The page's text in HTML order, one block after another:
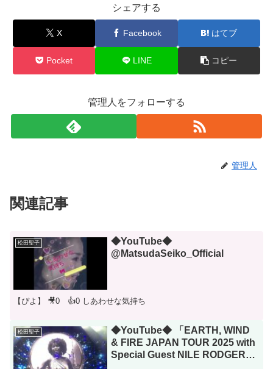
シェアする
X Facebook はてブ
Pocket LINE コピー
管理人をフォローする
管理人
関連記事
松田聖子
◆YouTube◆
@MatsudaSeiko_Official
【ぴよ】 🎥0 👍0 しあわせな気持ち
松田聖子
◆YouTube◆ 「EARTH, WIND
& FIRE JAPAN TOUR 2025 with
Special Guest NILE RODGERS